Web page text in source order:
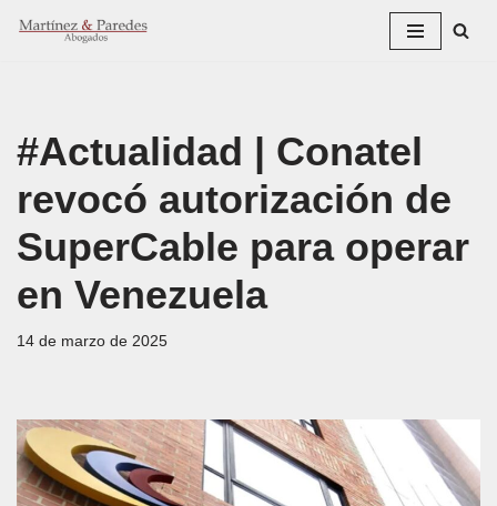
#Actualidad | Conatel
revocó autorización de
SuperCable para operar
en Venezuela
14 de marzo de 2025